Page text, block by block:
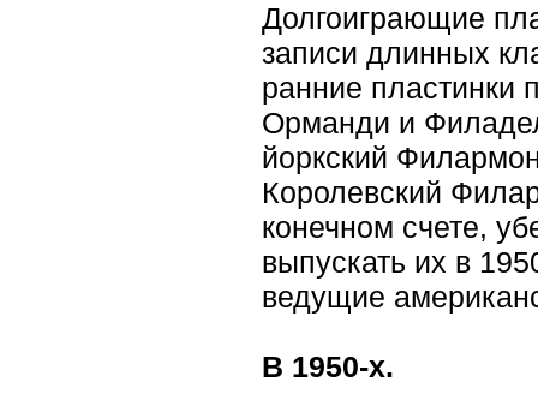
Долгоиграющие
записи длинных
ранние пластинки
Орманди и
йоркский
Королевский
конечном счете,
выпускать их в
ведущие
В 1950-х.